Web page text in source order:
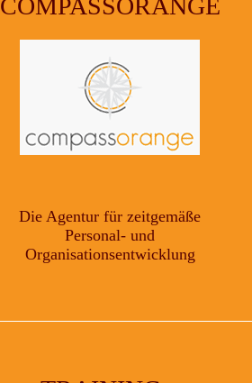
COMPASSORANGE
Die Agentur für zeitgemäße
Personal- und
Organisationsentwicklung